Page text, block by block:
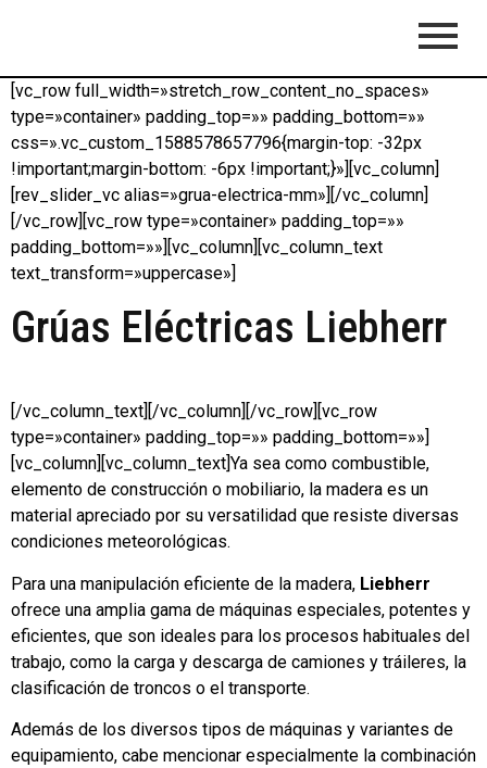
[vc_row full_width=»stretch_row_content_no_spaces»
type=»container» padding_top=»» padding_bottom=»»
css=».vc_custom_1588578657796{margin-top: -32px
!important;margin-bottom: -6px !important;}»][vc_column]
[rev_slider_vc alias=»grua-electrica-mm»][/vc_column]
[/vc_row][vc_row type=»container» padding_top=»»
padding_bottom=»»][vc_column][vc_column_text
text_transform=»uppercase»]
Grúas Eléctricas Liebherr
[/vc_column_text][/vc_column][/vc_row][vc_row
type=»container» padding_top=»» padding_bottom=»»]
[vc_column][vc_column_text]Ya sea como combustible,
elemento de construcción o mobiliario, la madera es un
material apreciado por su versatilidad que resiste diversas
condiciones meteorológicas.
Para una manipulación eficiente de la madera, Liebherr
ofrece una amplia gama de máquinas especiales, potentes y
eficientes, que son ideales para los procesos habituales del
trabajo, como la carga y descarga de camiones y tráileres, la
clasificación de troncos o el transporte.
Además de los diversos tipos de máquinas y variantes de
equipamiento, cabe mencionar especialmente la combinación